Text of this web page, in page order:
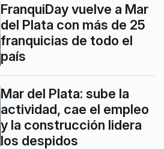
FranquiDay vuelve a Mar
del Plata con más de 25
franquicias de todo el
país
Mar del Plata: sube la
actividad, cae el empleo
y la construcción lidera
los despidos